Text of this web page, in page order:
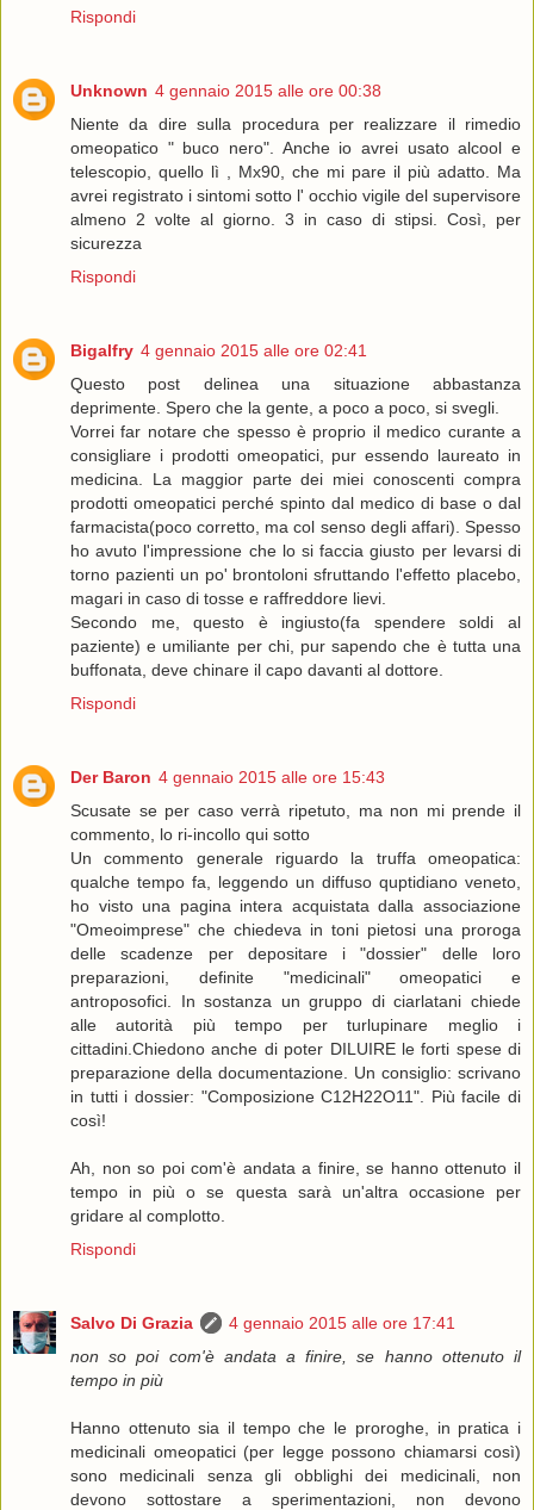
Rispondi
Unknown 4 gennaio 2015 alle ore 00:38
Niente da dire sulla procedura per realizzare il rimedio
omeopatico " buco nero". Anche io avrei usato alcool e
telescopio, quello lì , Mx90, che mi pare il più adatto. Ma
avrei registrato i sintomi sotto l' occhio vigile del supervisore
almeno 2 volte al giorno. 3 in caso di stipsi. Così, per
sicurezza
Rispondi
Bigalfry 4 gennaio 2015 alle ore 02:41
Questo post delinea una situazione abbastanza
deprimente. Spero che la gente, a poco a poco, si svegli.
Vorrei far notare che spesso è proprio il medico curante a
consigliare i prodotti omeopatici, pur essendo laureato in
medicina. La maggior parte dei miei conoscenti compra
prodotti omeopatici perché spinto dal medico di base o dal
farmacista(poco corretto, ma col senso degli affari). Spesso
ho avuto l'impressione che lo si faccia giusto per levarsi di
torno pazienti un po' brontoloni sfruttando l'effetto placebo,
magari in caso di tosse e raffreddore lievi.
Secondo me, questo è ingiusto(fa spendere soldi al
paziente) e umiliante per chi, pur sapendo che è tutta una
buffonata, deve chinare il capo davanti al dottore.
Rispondi
Der Baron 4 gennaio 2015 alle ore 15:43
Scusate se per caso verrà ripetuto, ma non mi prende il
commento, lo ri-incollo qui sotto
Un commento generale riguardo la truffa omeopatica:
qualche tempo fa, leggendo un diffuso quptidiano veneto,
ho visto una pagina intera acquistata dalla associazione
"Omeoimprese" che chiedeva in toni pietosi una proroga
delle scadenze per depositare i "dossier" delle loro
preparazioni, definite "medicinali" omeopatici e
antroposofici. In sostanza un gruppo di ciarlatani chiede
alle autorità più tempo per turlupinare meglio i
cittadini.Chiedono anche di poter DILUIRE le forti spese di
preparazione della documentazione. Un consiglio: scrivano
in tutti i dossier: "Composizione C12H22O11". Più facile di
così!
Ah, non so poi com'è andata a finire, se hanno ottenuto il
tempo in più o se questa sarà un'altra occasione per
gridare al complotto.
Rispondi
Salvo Di Grazia
4 gennaio 2015 alle ore 17:41
non so poi com'è andata a finire, se hanno ottenuto il
tempo in più
Hanno ottenuto sia il tempo che le proroghe, in pratica i
medicinali omeopatici (per legge possono chiamarsi così)
sono medicinali senza gli obblighi dei medicinali, non
devono sottostare a sperimentazioni, non devono